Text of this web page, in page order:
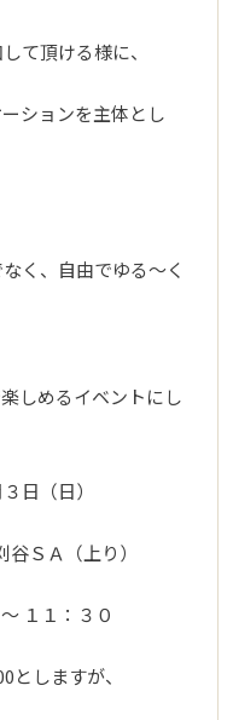
て頂ける様に、
ションを主体とし
く、自由でゆる～く
しめるイベントにし
（日）
ＳＡ（上り）
１１：３０
しますが、